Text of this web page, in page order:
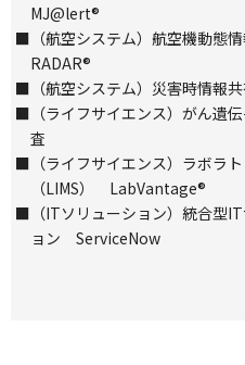
MJ@lert®
■ （航空システム） 航空機動態
RADAR®
■ （航空システム） 災害時情報
■ （ライフサイエンス） がん遺
査
■ （ライフサイエンス） ラボラ
（LIMS） LabVantage®
■ （ITソリューション） 統合型
ョン ServiceNow